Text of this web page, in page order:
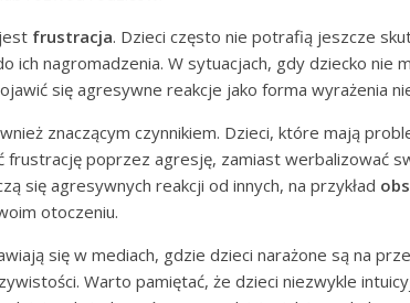
frustracja. Dzieci często nie potrafią jeszcze
ich nagromadzenia. W sytuacjach, gdy dziecko nie
się agresywne reakcje jako forma wyrażenia
znaczącym czynnikiem. Dzieci, które mają
frustrację poprzez agresję, zamiast werbalizować
się agresywnych reakcji od innych, na przykład
otoczeniu.
się w mediach, gdzie dzieci narażone są na
Warto pamiętać, że dzieci niezwykle